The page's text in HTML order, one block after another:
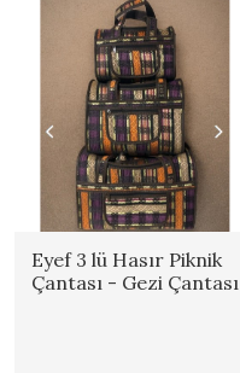
Eyef 3 lü Hasır Piknik
Çantası - Gezi Çantası